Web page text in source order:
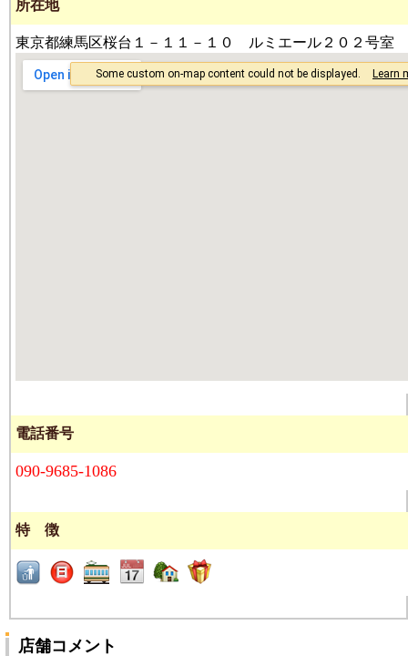
所在地
東京都練馬区桜台１－１１－１０ ルミエール２０２号室
電話番号
090-9685-1086
特 徴
店舗コメント